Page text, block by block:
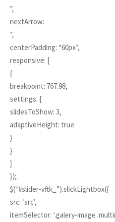
”,
nextArrow:
”,
centerPadding: “60px”,
responsive: [
{
breakpoint: 767.98,
settings: {
slidesToShow: 3,
adaptiveHeight: true
}
}
]
});
$(“#slider-vftk_”).slickLightbox({
src: ‘src’,
itemSelector: ‘.galery-image